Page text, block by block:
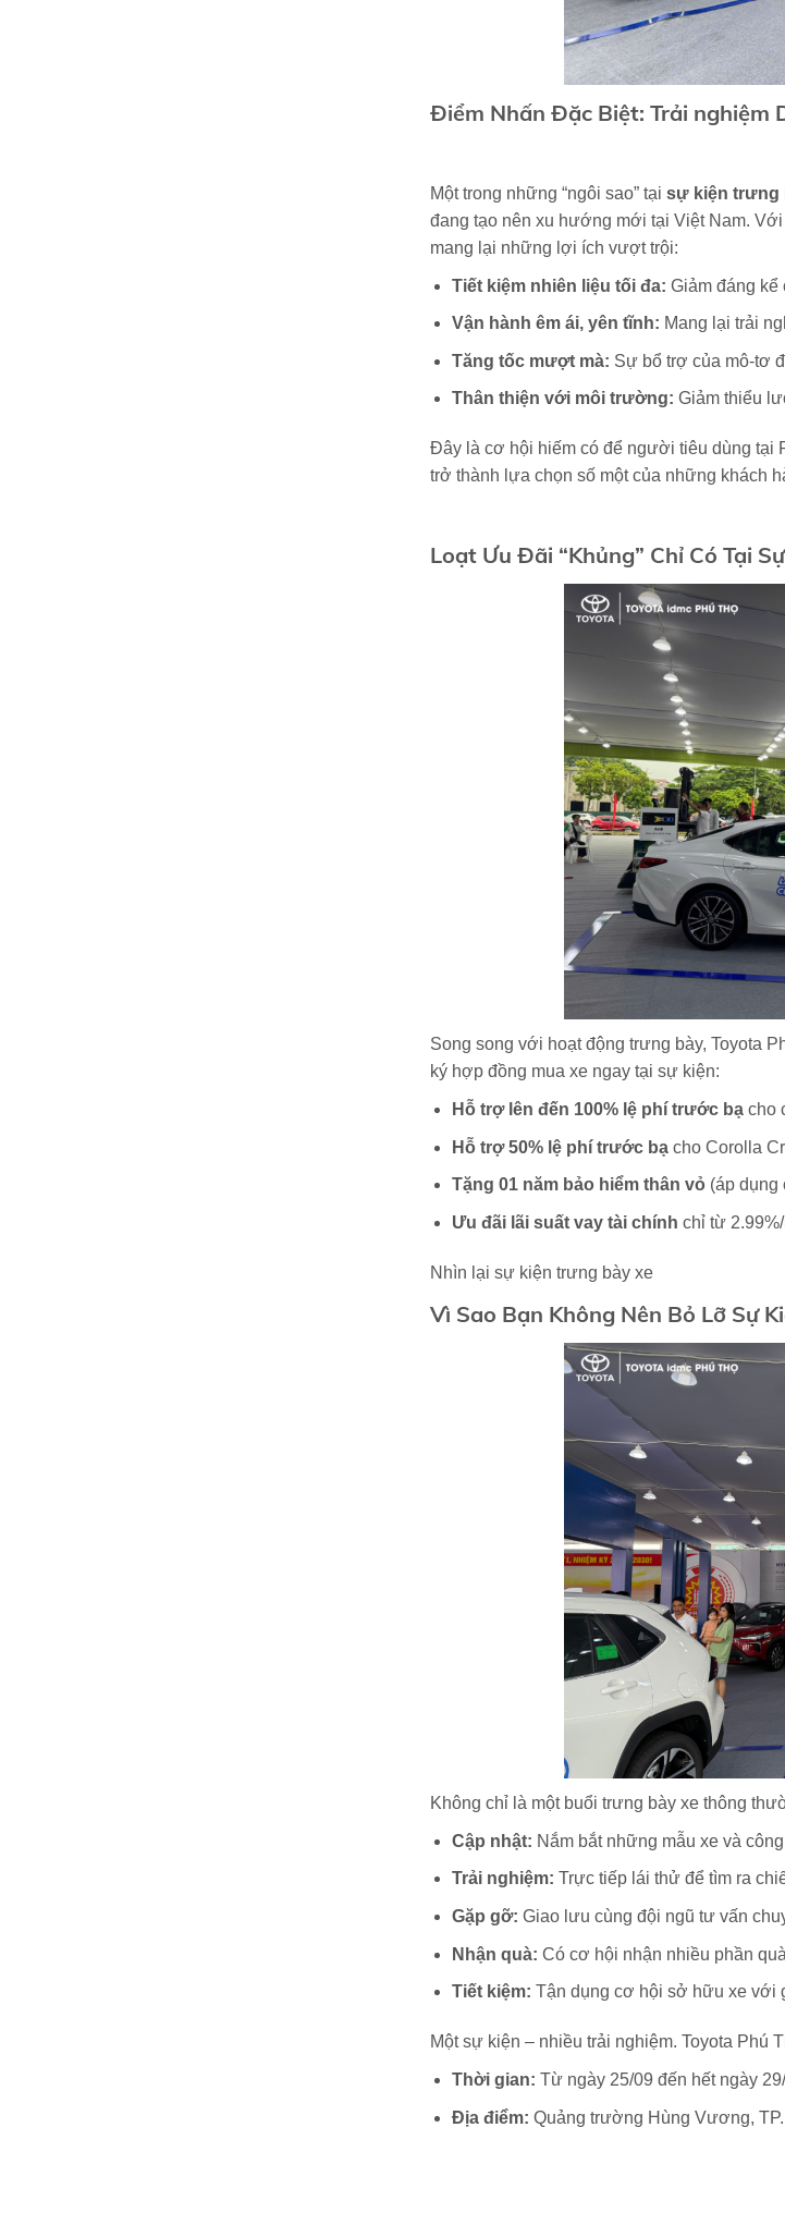
Điểm Nhấn Đặc Biệt: Trải nghiệm
Một trong những “ngôi sao” tại sự kiện trưng
đang tạo nên xu hướng mới tại Việt Nam.
mang lại những lợi ích vượt trội:
Tiết kiệm nhiên liệu tối đa: Giảm đáng kể
Vận hành êm ái, yên tĩnh: Mang lại trải
Tăng tốc mượt mà: Sự bổ trợ của mô-tơ
Thân thiện với môi trường: Giảm thiểu
Đây là cơ hội hiếm có để người tiêu dùng tại
trở thành lựa chọn số một của những khách
Loạt Ưu Đãi “Khủng” Chỉ Có Tại
Song song với hoạt động trưng bày, Toyota
ký hợp đồng mua xe ngay tại sự kiện:
Hỗ trợ lên đến 100% lệ phí trước bạ cho
Hỗ trợ 50% lệ phí trước bạ cho Corolla
Tặng 01 năm bảo hiểm thân vỏ (áp dụng
Ưu đãi lãi suất vay tài chính chỉ từ
Nhìn lại sự kiện trưng bày xe
Vì Sao Bạn Không Nên Bỏ Lỡ Sự
Không chỉ là một buổi trưng bày xe thông
Cập nhật: Nắm bắt những mẫu xe và
Trải nghiệm: Trực tiếp lái thử để tìm ra
Gặp gỡ: Giao lưu cùng đội ngũ tư vấn
Nhận quà: Có cơ hội nhận nhiều phần
Tiết kiệm: Tận dụng cơ hội sở hữu xe với
Một sự kiện – nhiều trải nghiệm. Toyota Phú
Thời gian: Từ ngày 25/09 đến hết ngày
Địa điểm: Quảng trường Hùng Vương,